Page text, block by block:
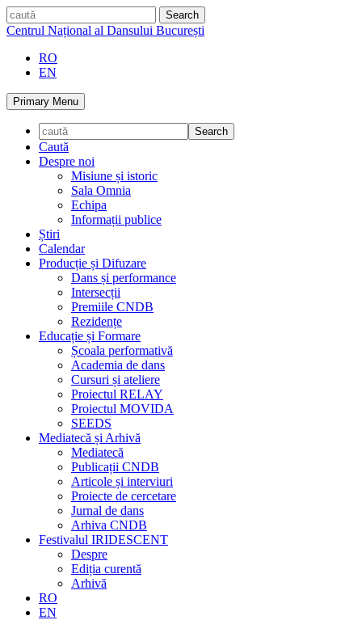
Skip
to
caută
Centrul Național al Dansului București
RO
EN
Primary Menu
Caută
Despre noi
Misiune și istoric
Sala Omnia
Echipa
Informații publice
Știri
Calendar
Producție și Difuzare
Dans și performance
Intersecții
Premiile CNDB
Rezidențe
Educație și Formare
Școala performativă
Academia de dans
Cursuri și ateliere
Proiectul RELAY
Proiectul MOVIDA
SEEDS
Mediatecă și Arhivă
Mediatecă
Publicații CNDB
Articole și interviuri
Proiecte de cercetare
Jurnal de dans
Arhiva CNDB
Festivalul IRIDESCENT
Despre
Ediția curentă
Arhivă
RO
EN